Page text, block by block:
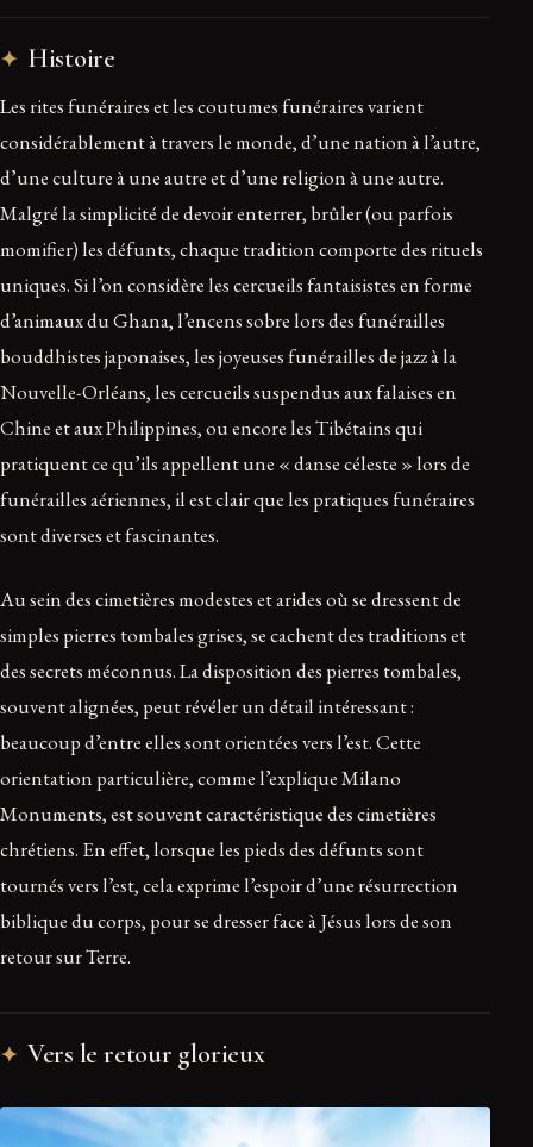
Histoire
Les rites funéraires et les coutumes funéraires varient
considérablement à travers le monde, d’une nation à l’autre,
d’une culture à une autre et d’une religion à une autre.
Malgré la simplicité de devoir enterrer, brûler (ou parfois
momifier) les défunts, chaque tradition comporte des rituels
uniques. Si l’on considère les cercueils fantaisistes en forme
d’animaux du Ghana, l’encens sobre lors des funérailles
bouddhistes japonaises, les joyeuses funérailles de jazz à la
Nouvelle-Orléans, les cercueils suspendus aux falaises en
Chine et aux Philippines, ou encore les Tibétains qui
pratiquent ce qu’ils appellent une « danse céleste » lors de
funérailles aériennes, il est clair que les pratiques funéraires
sont diverses et fascinantes.
Au sein des cimetières modestes et arides où se dressent de
simples pierres tombales grises, se cachent des traditions et
des secrets méconnus. La disposition des pierres tombales,
souvent alignées, peut révéler un détail intéressant :
beaucoup d’entre elles sont orientées vers l’est. Cette
orientation particulière, comme l’explique Milano
Monuments, est souvent caractéristique des cimetières
chrétiens. En effet, lorsque les pieds des défunts sont
tournés vers l’est, cela exprime l’espoir d’une résurrection
biblique du corps, pour se dresser face à Jésus lors de son
retour sur Terre.
Vers le retour glorieux